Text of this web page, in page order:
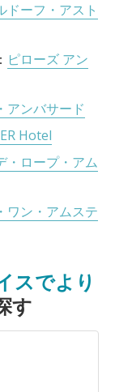
ドーフ・アスト
ピローズ アン
アンバサード
Hotel
・ロープ・アム
ワン・アムステ
スでより
す